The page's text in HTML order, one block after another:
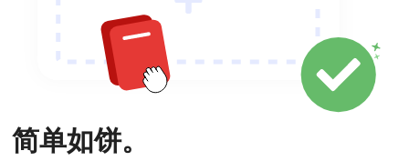
简单如饼。